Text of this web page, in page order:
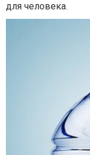
для человека.